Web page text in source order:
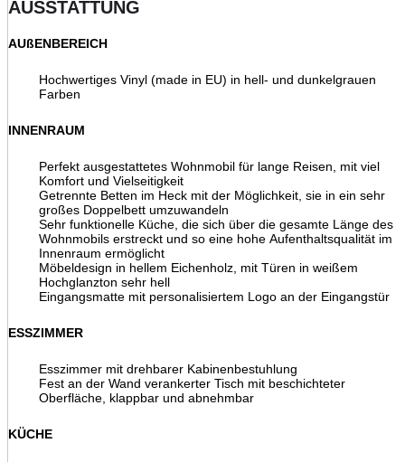
AUSSTATTUNG
AUßENBEREICH
Hochwertiges Vinyl (made in EU) in hell- und dunkelgrauen
Farben
INNENRAUM
Perfekt ausgestattetes Wohnmobil für lange Reisen, mit viel
Komfort und Vielseitigkeit
Getrennte Betten im Heck mit der Möglichkeit, sie in ein sehr
großes Doppelbett umzuwandeln
Sehr funktionelle Küche, die sich über die gesamte Länge des
Wohnmobils erstreckt und so eine hohe Aufenthaltsqualität im
Innenraum ermöglicht
Möbeldesign in hellem Eichenholz, mit Türen in weißem
Hochglanzton sehr hell
Eingangsmatte mit personalisiertem Logo an der Eingangstür
ESSZIMMER
Esszimmer mit drehbarer Kabinenbestuhlung
Fest an der Wand verankerter Tisch mit beschichteter
Oberfläche, klappbar und abnehmbar
KÜCHE